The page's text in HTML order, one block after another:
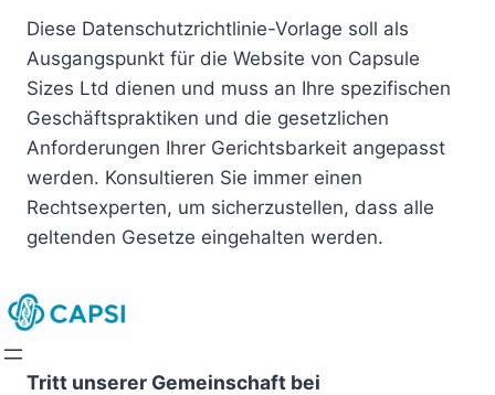
Diese Datenschutzrichtlinie-Vorlage soll als
Ausgangspunkt für die Website von Capsule
Sizes Ltd dienen und muss an Ihre spezifischen
Geschäftspraktiken und die gesetzlichen
Anforderungen Ihrer Gerichtsbarkeit angepasst
werden. Konsultieren Sie immer einen
Rechtsexperten, um sicherzustellen, dass alle
geltenden Gesetze eingehalten werden.
Tritt unserer Gemeinschaft bei